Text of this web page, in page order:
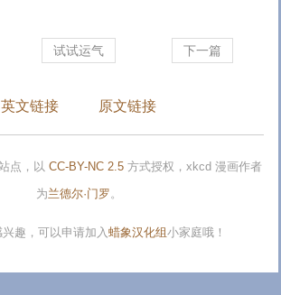
下一篇
试试运气
英文链接 原文链接
点，以 CC-BY-NC 2.5 方式授权，xkcd 漫画作者
为兰德尔·门罗。
趣，可以申请加入蜡象汉化组小家庭哦！